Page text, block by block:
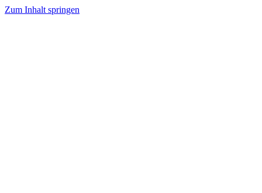
Zum Inhalt springen